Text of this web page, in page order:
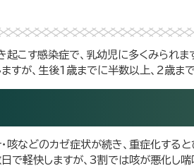
こす感染症で、乳幼児に多くみられま
すが、生後1歳までに半数以上、2歳ま
咳などのカゼ症状が続き、重症化すると
で軽快しますが、3割では咳が悪化し